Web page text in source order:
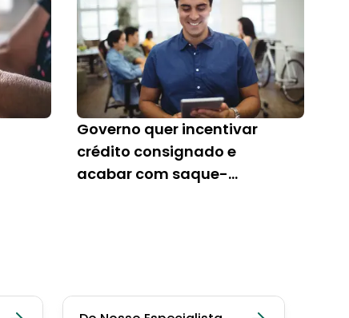
Governo quer incentivar
crédito consignado e
acabar com saque-